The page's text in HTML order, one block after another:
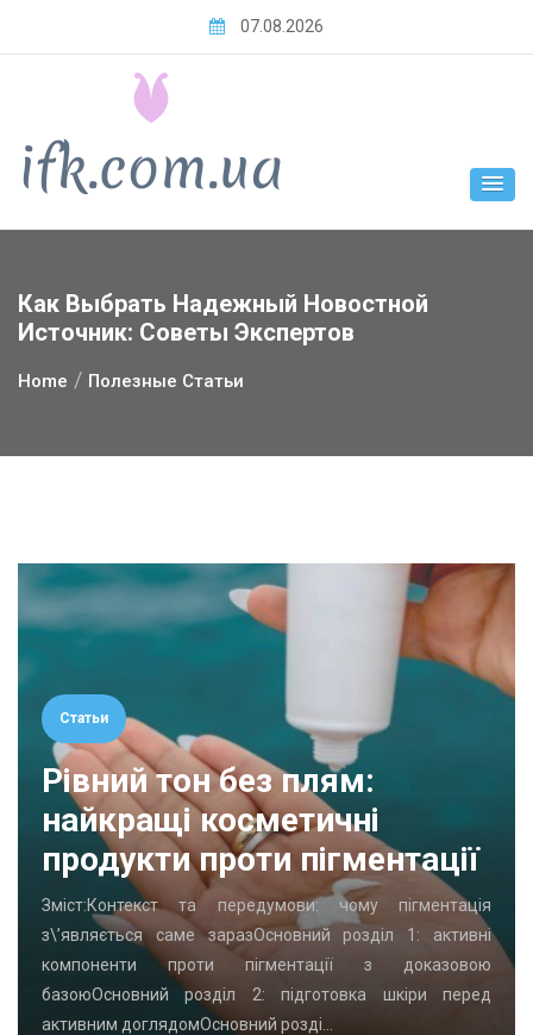
07.08.2026
Как Выбрать Надежный Новостной
Источник: Советы Экспертов
Home Полезные Статьи
Статьи
Рівний тон без плям:
найкращі косметичні
продукти проти пігментації
Зміст:Контекст та передумови: чому пігментація
з\’являється саме заразОсновний розділ 1: активні
компоненти проти пігментації з доказовою
базоюОсновний розділ 2: підготовка шкіри перед
активним доглядомОсновний розді…